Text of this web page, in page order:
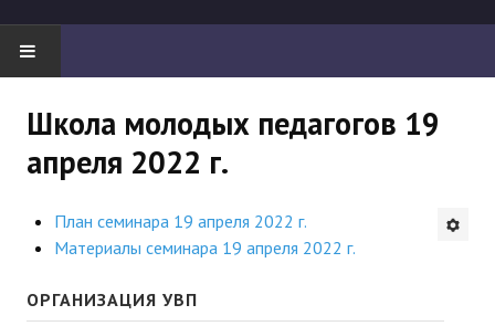
"Боевая" русистика
АНОНСЫ
ИНСТИТУТ
Школа молодых педагогов 19
апреля 2022 г.
План семинара 19 апреля 2022 г.
Материалы семинара 19 апреля 2022 г.
ОРГАНИЗАЦИЯ УВП